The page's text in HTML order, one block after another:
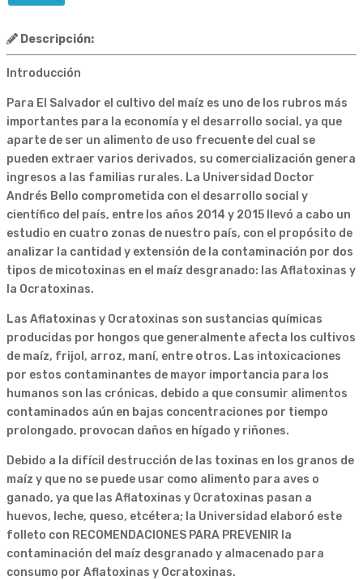
Descripción:
Introducción
Para El Salvador el cultivo del maíz es uno de los rubros más
importantes para la economía y el desarrollo social, ya que
aparte de ser un alimento de uso frecuente del cual se
pueden extraer varios derivados, su comercialización genera
ingresos a las familias rurales. La Universidad Doctor
Andrés Bello comprometida con el desarrollo social y
científico del país, entre los años 2014 y 2015 llevó a cabo un
estudio en cuatro zonas de nuestro país, con el propósito de
analizar la cantidad y extensión de la contaminación por dos
tipos de micotoxinas en el maíz desgranado: las Aflatoxinas y
la Ocratoxinas.
Las Aflatoxinas y Ocratoxinas son sustancias químicas
producidas por hongos que generalmente afecta los cultivos
de maíz, frijol, arroz, maní, entre otros. Las intoxicaciones
por estos contaminantes de mayor importancia para los
humanos son las crónicas, debido a que consumir alimentos
contaminados aún en bajas concentraciones por tiempo
prolongado, provocan daños en hígado y riñones.
Debido a la difícil destrucción de las toxinas en los granos de
maíz y que no se puede usar como alimento para aves o
ganado, ya que las Aflatoxinas y Ocratoxinas pasan a
huevos, leche, queso, etcétera; la Universidad elaboró este
folleto con RECOMENDACIONES PARA PREVENIR la
contaminación del maíz desgranado y almacenado para
consumo por Aflatoxinas y Ocratoxinas.